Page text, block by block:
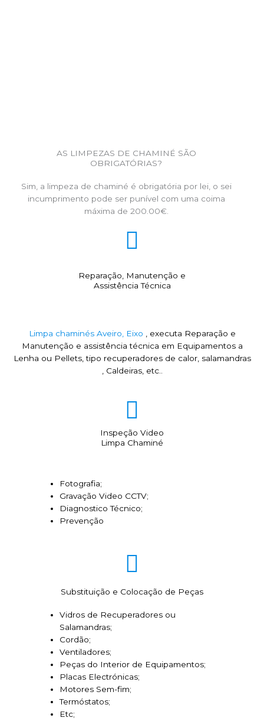
AS LIMPEZAS DE CHAMINÉ SÃO
OBRIGATÓRIAS?
Sim, a limpeza de chaminé é obrigatória por lei, o sei
incumprimento pode ser punível com uma coima
máxima de 200.00€.
Reparação, Manutenção e
Assistência Técnica
Limpa chaminés Aveiro, Eixo , executa Reparação e
Manutenção e assistência técnica em Equipamentos a
Lenha ou Pellets, tipo recuperadores de calor, salamandras
, Caldeiras, etc..
Inspeção Video
Limpa Chaminé
Fotografia;
Gravação Video CCTV;
Diagnostico Técnico;
Prevenção
Substituição e Colocação de Peças
Vidros de Recuperadores ou
Salamandras;
Cordão;
Ventiladores;
Peças do Interior de Equipamentos;
Placas Electrónicas;
Motores Sem-fim;
Termóstatos;
Etc;